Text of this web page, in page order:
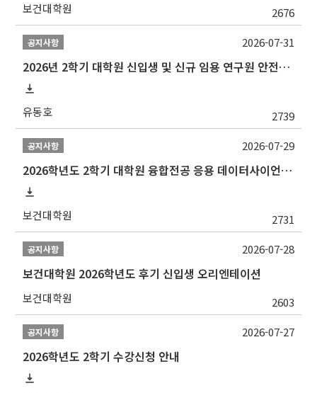
보건대학원 2676
공지사항
2026년 2학기 대학원 신입생 및 신규 임용 연구원 안전환경교육(신규교육) 실시 안내
유동호 2739
2026-07-31
공지사항
2026학년도 2학기 대학원 융합전공 응용 데이터사이언스 선발 계획 알림
보건대학원 2731
2026-07-29
공지사항
보건대학원 2026학년도 후기 신입생 오리엔테이션
보건대학원 2603
2026-07-28
공지사항
2026학년도 2학기 수강신청 안내
2026-07-27